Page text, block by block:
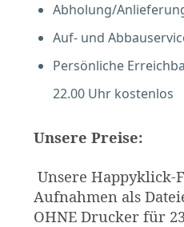
Abholung/
Auf- und
Persönliche
22.00 Uhr kostenlos
Unsere Preise:
Unsere Happyklick-
Aufnahmen als
OHNE Drucker für